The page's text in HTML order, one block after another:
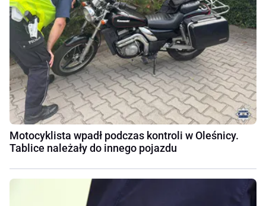
Motocyklista wpadł podczas kontroli w Oleśnicy.
Tablice należały do innego pojazdu